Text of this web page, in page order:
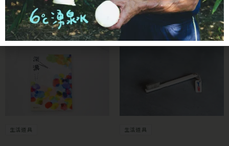
- 生活道具 -
這些好物，為生活增加一些質感！
生活道具 生活道具